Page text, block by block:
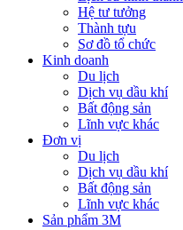
Hệ tư tưởng
Thành tựu
Sơ đồ tổ chức
Kinh doanh
Du lịch
Dịch vụ dầu khí
Bất động sản
Lĩnh vực khác
Đơn vị
Du lịch
Dịch vụ dầu khí
Bất động sản
Lĩnh vực khác
Sản phẩm 3M